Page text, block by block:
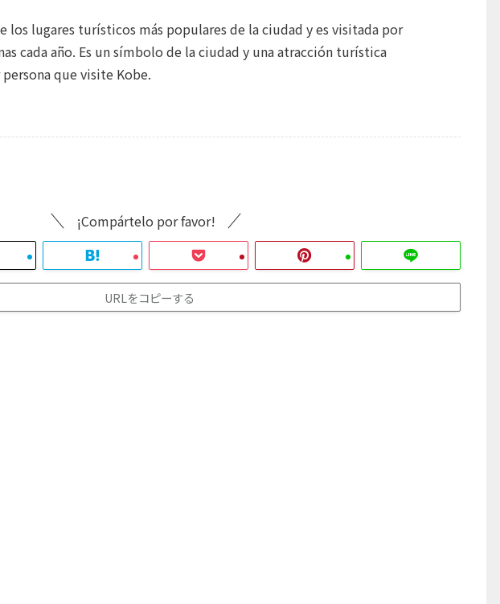
los lugares turísticos más populares de la ciudad y es visitada por
cada año. Es un símbolo de la ciudad y una atracción turística
que visite Kobe.
¡Compártelo por favor!
URLをコピーする